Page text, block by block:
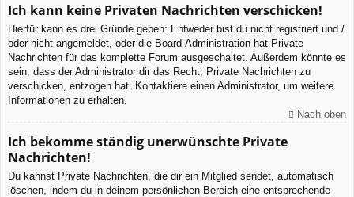
Ich kann keine Privaten Nachrichten verschicken!
Hierfür kann es drei Gründe geben: Entweder bist du nicht registriert und /
oder nicht angemeldet, oder die Board-Administration hat Private
Nachrichten für das komplette Forum ausgeschaltet. Außerdem könnte es
sein, dass der Administrator dir das Recht, Private Nachrichten zu
verschicken, entzogen hat. Kontaktiere einen Administrator, um weitere
Informationen zu erhalten.
Nach oben
Ich bekomme ständig unerwünschte Private
Nachrichten!
Du kannst Private Nachrichten, die dir ein Mitglied sendet, automatisch
löschen, indem du in deinem persönlichen Bereich eine entsprechende